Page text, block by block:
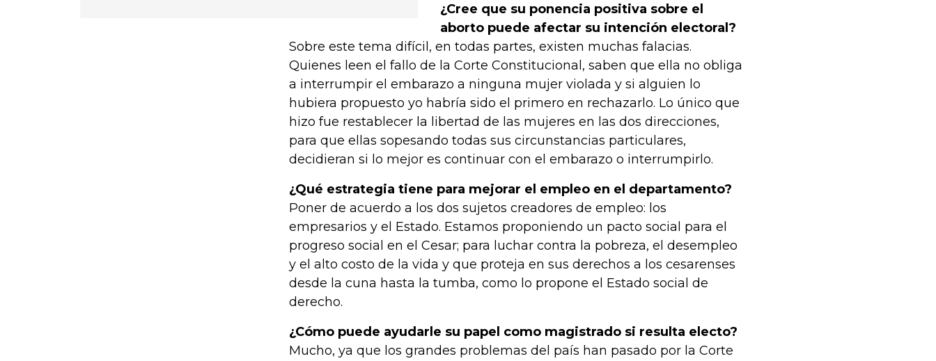
¿Cree que su ponencia positiva sobre el
aborto puede afectar su intención electoral?
Sobre este tema difícil, en todas partes, existen muchas falacias.
Quienes leen el fallo de la Corte Constitucional, saben que ella no obliga
a interrumpir el embarazo a ninguna mujer violada y si alguien lo
hubiera propuesto yo habría sido el primero en rechazarlo. Lo único que
hizo fue restablecer la libertad de las mujeres en las dos direcciones,
para que ellas sopesando todas sus circunstancias particulares,
decidieran si lo mejor es continuar con el embarazo o interrumpirlo.
¿Qué estrategia tiene para mejorar el empleo en el departamento?
Poner de acuerdo a los dos sujetos creadores de empleo: los
empresarios y el Estado. Estamos proponiendo un pacto social para el
progreso social en el Cesar; para luchar contra la pobreza, el desempleo
y el alto costo de la vida y que proteja en sus derechos a los cesarenses
desde la cuna hasta la tumba, como lo propone el Estado social de
derecho.
¿Cómo puede ayudarle su papel como magistrado si resulta electo?
Mucho, ya que los grandes problemas del país han pasado por la Corte